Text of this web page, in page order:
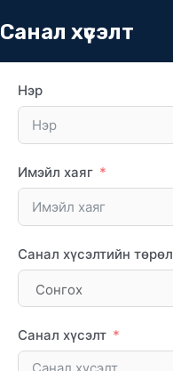
Санал хүсэлт
Нэр
Имэйл хаяг
Санал хүсэлтийн төрөл
Санал хүсэлт